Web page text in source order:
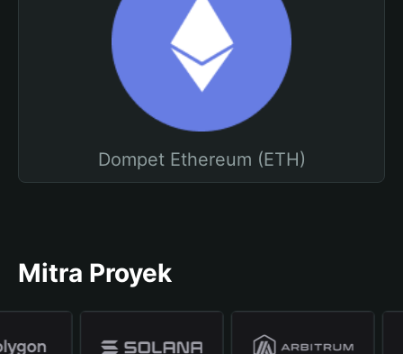
Dompet Ethereum (ETH)
Mitra Proyek